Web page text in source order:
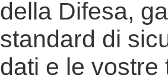
della Difesa,
standard di
dati e le vostre